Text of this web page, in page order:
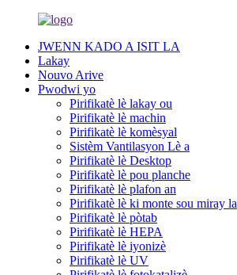
JWENN KADO A ISIT LA
Lakay
Nouvo Arive
Pwodwi yo
Pirifikatè lè lakay ou
Pirifikatè lè machin
Pirifikatè lè komèsyal
Sistèm Vantilasyon Lè a
Pirifikatè lè Desktop
Pirifikatè lè pou planche
Pirifikatè lè plafon an
Pirifikatè lè ki monte sou miray la
Pirifikatè lè pòtab
Pirifikatè lè HEPA
Pirifikatè lè iyonizè
Pirifikatè lè UV